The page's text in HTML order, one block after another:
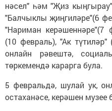
нәсел" һәм "Җиз
"Балчыклы җиңгиләре"(6
"Нариман керәшеннәре"(7
(10 февраль), "Ак
онлайн рәвештә,
төркемендә карарга була.
5 февральдә, шулай ук,
остаханәсе, керәшен